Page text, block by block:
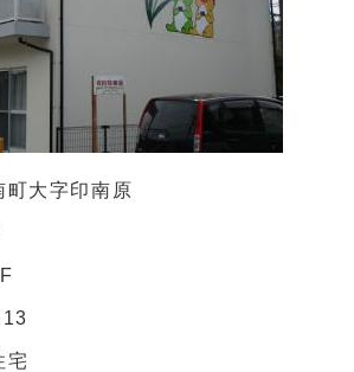
大字印南原